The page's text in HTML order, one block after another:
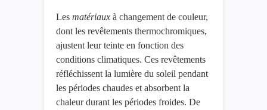
Les matériaux à changement de couleur,
dont les revêtements thermochromiques,
ajustent leur teinte en fonction des
conditions climatiques. Ces revêtements
réfléchissent la lumière du soleil pendant
les périodes chaudes et absorbent la
chaleur durant les périodes froides. De